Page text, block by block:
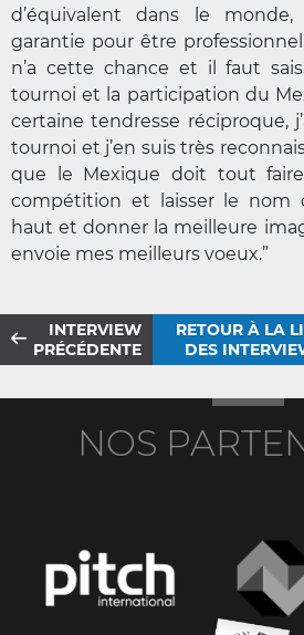
d’équivalent dans le
garantie pour être
n’a cette chance et il faut
tournoi et la participation du
certaine tendresse réciproque,
tournoi et j’en suis très
que le Mexique doit tout
compétition et laisser le nom
haut et donner la meilleure
envoie mes meilleurs voeux.”
INTERVIEW
PRÉCÉDENTE
RETOUR À LA
DES
NOS